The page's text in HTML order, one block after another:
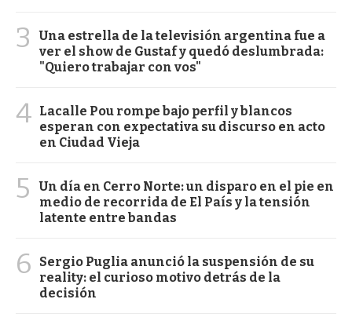
3
Una estrella de la televisión argentina fue a
ver el show de Gustaf y quedó deslumbrada:
"Quiero trabajar con vos"
4 Lacalle Pou rompe bajo perfil y blancos
esperan con expectativa su discurso en acto
en Ciudad Vieja
5
Un día en Cerro Norte: un disparo en el pie en
medio de recorrida de El País y la tensión
latente entre bandas
6
Sergio Puglia anunció la suspensión de su
reality: el curioso motivo detrás de la
decisión